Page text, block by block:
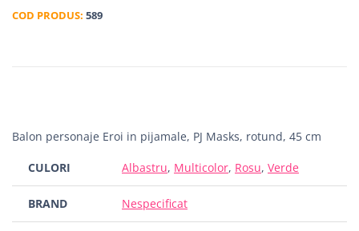
COD PRODUS: 589
Balon personaje Eroi in pijamale, PJ Masks, rotund, 45 cm
CULORI Albastru, Multicolor, Rosu, Verde
BRAND Nespecificat